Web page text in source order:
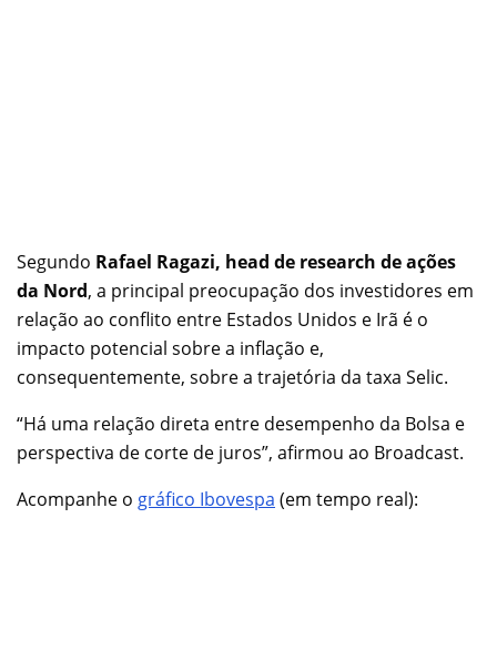
Segundo Rafael Ragazi, head de research de ações
da Nord, a principal preocupação dos investidores em
relação ao conflito entre Estados Unidos e Irã é o
impacto potencial sobre a inflação e,
consequentemente, sobre a trajetória da taxa Selic.
“Há uma relação direta entre desempenho da Bolsa e
perspectiva de corte de juros”, afirmou ao Broadcast.
Acompanhe o gráfico Ibovespa (em tempo real):